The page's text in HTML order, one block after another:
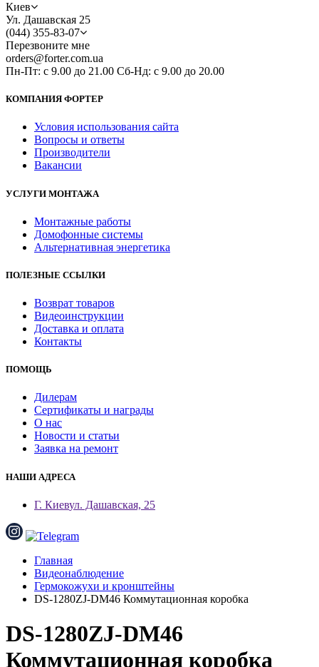
Киев
Ул. Дашавская 25
(044) 355-83-07
Перезвоните мне
orders@forter.com.ua
Пн-Пт: с 9.00 до 21.00 Сб-Нд: с 9.00 до 20.00
КОМПАНИЯ ФОРТЕР
Условия использования сайта
Вопросы и ответы
Производители
Вакансии
УСЛУГИ МОНТАЖА
Монтажные работы
Домофонные системы
Альтернативная энергетика
ПОЛЕЗНЫЕ ССЫЛКИ
Возврат товаров
Видеоинструкции
Доставка и оплата
Контакты
ПОМОЩЬ
Дилерам
Сертификаты и награды
О нас
Новости и статьи
Заявка на ремонт
НАШИ АДРЕСА
Г. Киевул. Дашавская, 25
Главная
Видеонаблюдение
Гермокожухи и кронштейны
DS-1280ZJ-DM46 Коммутационная коробка
DS-1280ZJ-DM46
Коммутационная коробка